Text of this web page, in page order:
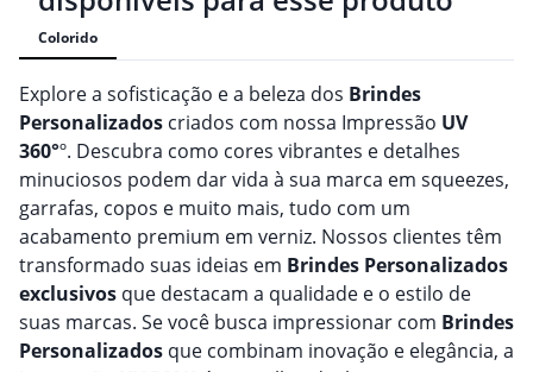
Colorido
Explore a sofisticação e a beleza dos Brindes
Personalizados criados com nossa Impressão UV
360°º. Descubra como cores vibrantes e detalhes
minuciosos podem dar vida à sua marca em squeezes,
garrafas, copos e muito mais, tudo com um
acabamento premium em verniz. Nossos clientes têm
transformado suas ideias em Brindes Personalizados
exclusivos que destacam a qualidade e o estilo de
suas marcas. Se você busca impressionar com Brindes
Personalizados que combinam inovação e elegância, a